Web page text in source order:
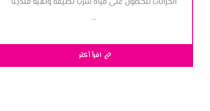
...
اقرأ أكثر